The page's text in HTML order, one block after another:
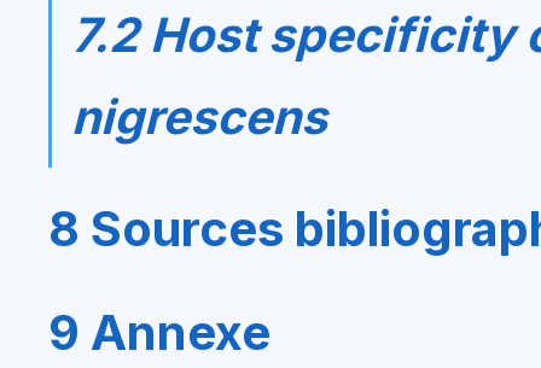
7.2 Host specificity
nigrescens
8 Sources
9 Annexe